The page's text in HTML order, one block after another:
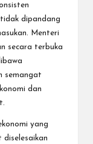
dipandang
Menteri
secara terbuka
semangat
dan
yang